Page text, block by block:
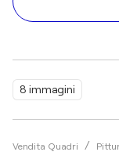
8 immagini
Vendita Quadri